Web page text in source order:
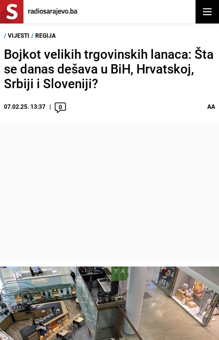
/ VIJESTI / REGIJA
Bojkot velikih trgovinskih lanaca: Šta
se danas dešava u BiH, Hrvatskoj,
Srbiji i Sloveniji?
07.02.25. 13:37 0 AA